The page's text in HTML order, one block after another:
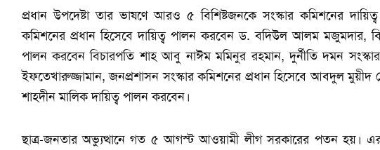
প্রধান উপদেষ্টা তার ভাষণে আরও ৫ বিশিষ্টজনকে সংস্কার কমিশনের
কমিশনের প্রধান হিসেবে দায়িত্ব পালন করবেন ড. বদিউল আলম মজুমদার,
পালন করবেন বিচারপতি শাহ আবু নাঈম মমিনুর রহমান, দুর্নীতি দমন
ইফতেখারুজ্জামান, জনপ্রশাসন সংস্কার কমিশনের প্রধান হিসেবে আবদুল মুয়ীদ
শাহদীন মালিক দায়িত্ব পালন করবেন।
ছাত্র-জনতার অভ্যুত্থানে গত ৫ আগস্ট আওয়ামী লীগ সরকারের পতন হয়।